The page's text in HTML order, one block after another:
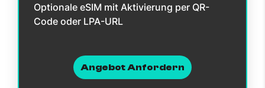
Optionale eSIM mit Aktivierung per QR-
Code oder LPA-URL
Angebot Anfordern